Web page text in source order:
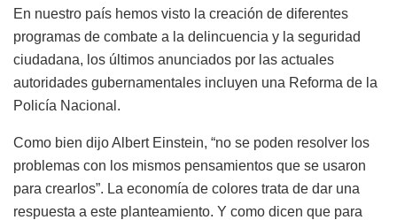
En nuestro país hemos visto la creación de diferentes
programas de combate a la delincuencia y la seguridad
ciudadana, los últimos anunciados por las actuales
autoridades gubernamentales incluyen una Reforma de la
Policía Nacional.
Como bien dijo Albert Einstein, “no se poden resolver los
problemas con los mismos pensamientos que se usaron
para crearlos”. La economía de colores trata de dar una
respuesta a este planteamiento. Y como dicen que para